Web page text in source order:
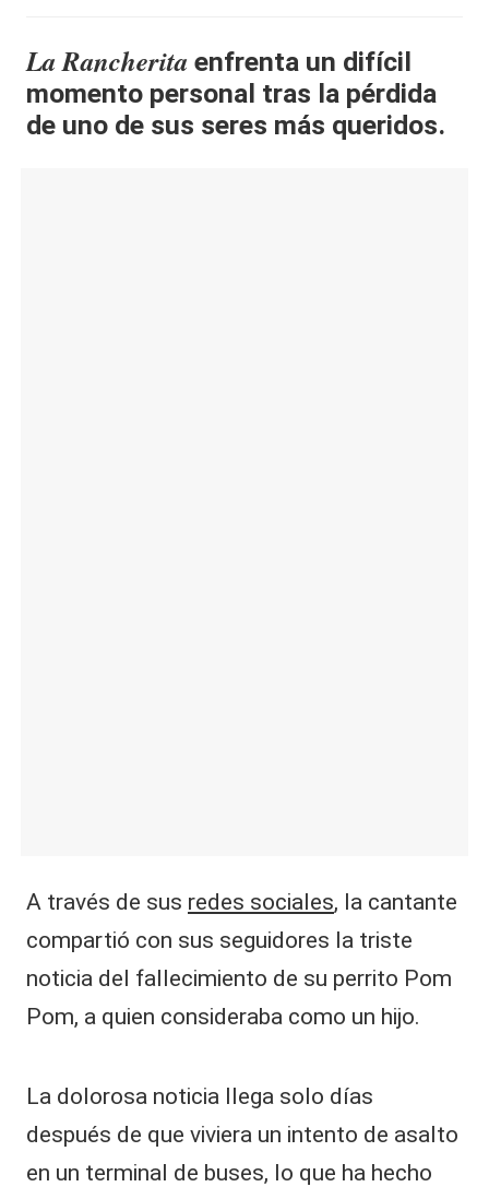
it
y
s,
La Rancherita enfrenta un difícil
momento personal tras la pérdida
de uno de sus seres más queridos.
A través de sus redes sociales, la cantante
compartió con sus seguidores la triste
noticia del fallecimiento de su perrito Pom
Pom, a quien consideraba como un hijo.
La dolorosa noticia llega solo días
después de que viviera un intento de asalto
en un terminal de buses, lo que ha hecho